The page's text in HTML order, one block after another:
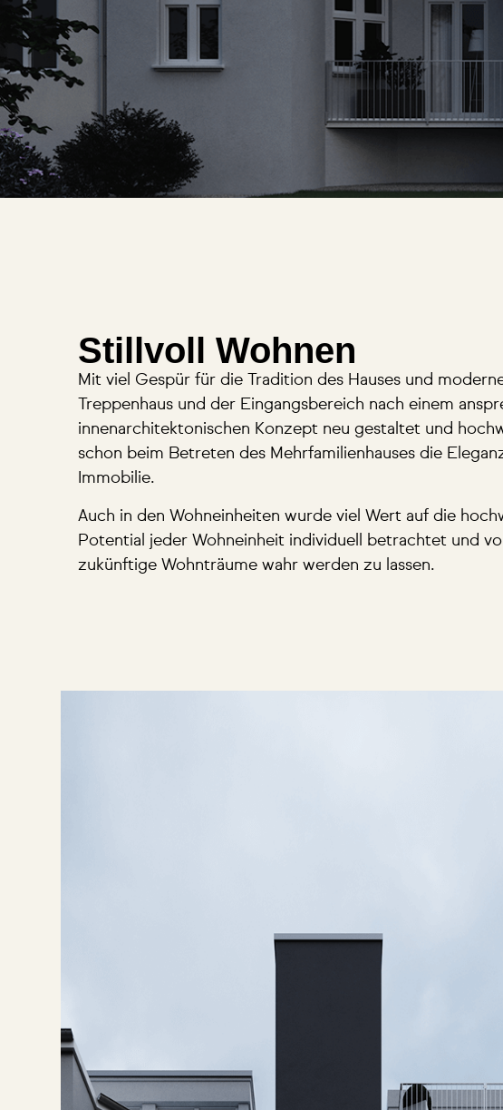
Stillvoll Wohnen
Mit viel Gespür für die Tradition des Hauses und
Treppenhaus und der Eingangsbereich nach einem
innenarchitektonischen Konzept neu gestaltet und
schon beim Betreten des Mehrfamilienhauses die
Immobilie.
Auch in den Wohneinheiten wurde viel Wert auf die
Potential jeder Wohneinheit individuell betrachtet und
zukünftige Wohnträume wahr werden zu lassen.